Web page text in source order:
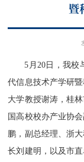
暨
5月20日，我校
代信息技术产学研
大学教授谢涛，桂
国高校校办产业协
鹏，副总经理、浙
长刘建明，以及市